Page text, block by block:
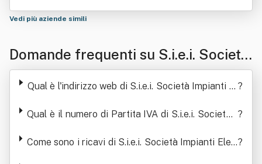
Vedi più aziende simili
Domande frequenti su S.i.e.i. Società
Impianti Elettrici Industriali Srl
Qual è l'indirizzo web di S.i.e.i. Società Impianti El ?
Qual è il numero di Partita IVA di S.i.e.i. Società I ?
Come sono i ricavi di S.i.e.i. Società Impianti Elett?